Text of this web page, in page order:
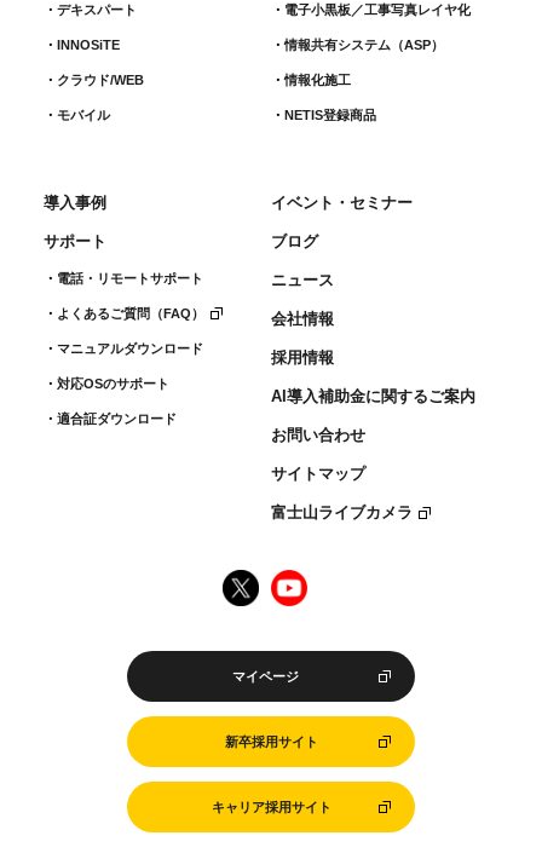
デキスパート
INNOSiTE
クラウド/WEB
モバイル
電子小黒板／工事写真レイヤ化
情報共有システム（ASP）
情報化施工
NETIS登録商品
導入事例
サポート
電話・リモートサポート
よくあるご質問（FAQ）
マニュアルダウンロード
対応OSのサポート
適合証ダウンロード
イベント・セミナー
ブログ
ニュース
会社情報
採用情報
AI導入補助金に関するご案内
お問い合わせ
サイトマップ
富士山ライブカメラ
マイページ
新卒採用サイト
キャリア採用サイト